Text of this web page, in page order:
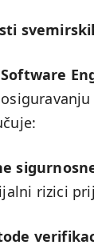
rizici